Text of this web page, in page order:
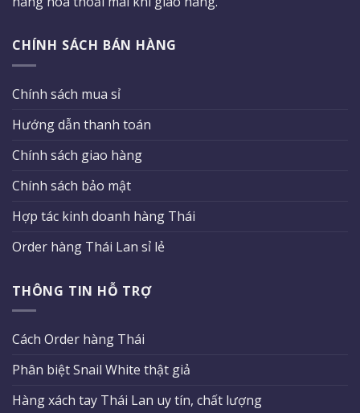
CHÍNH SÁCH BÁN HÀNG
Chính sách mua sỉ
Hướng dẫn thanh toán
Chính sách giao hàng
Chính sách bảo mật
Hợp tác kinh doanh hàng Thái
Order hàng Thái Lan sỉ lẻ
THÔNG TIN HỖ TRỢ
Cách Order hàng Thái
Phân biệt Snail White thật giả
Hàng xách tay Thái Lan uy tín, chất lượng